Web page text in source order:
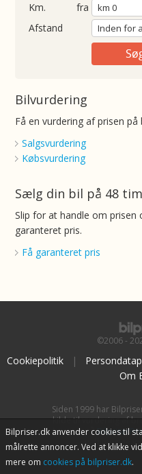
fra
Afstand
Bilvurdering
Få en vurdering af prisen
Salgsvurdering
Købsvurdering
Sælg din bil på 48
Slip for at handle om
garanteret pris.
Få garanteret pris
©2006 -
Cookiepolitik |
Om
Siden 1999 har
kilde til vurdering af
baseret på
uafhængige
Bilpriser.dk anvender cookies til
målrette annoncer. Ved at klikke
mere om cookies på bilpriser.dk.